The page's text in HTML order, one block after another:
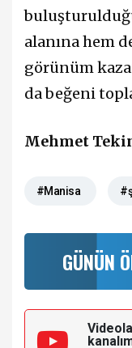
alanına hem
görünüm
da beğeni
Mehmet
#Manisa
GÜNÜN